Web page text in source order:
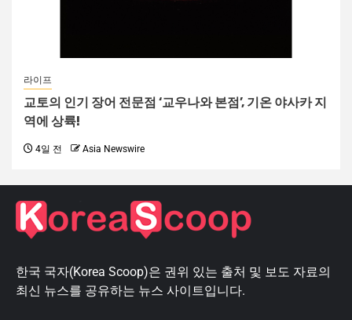
라이프
교토의 인기 장어 전문점 ‘교우나와 본점’, 기온 야사카 지
역에 상륙!
4일 전 Asia Newswire
한국 국자(Korea Scoop)은 권위 있는 출처 및 보도 자료의
최신 뉴스를 공유하는 뉴스 사이트입니다.